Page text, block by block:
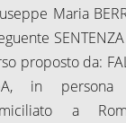
Maria
proposto da:
in
a